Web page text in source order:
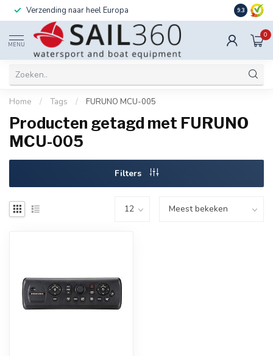
Verzending naar heel Europa Ook
9.3
MENU
0
Home / Tags / FURUNO MCU-005
Producten getagd met FURUNO
MCU-005
Filters